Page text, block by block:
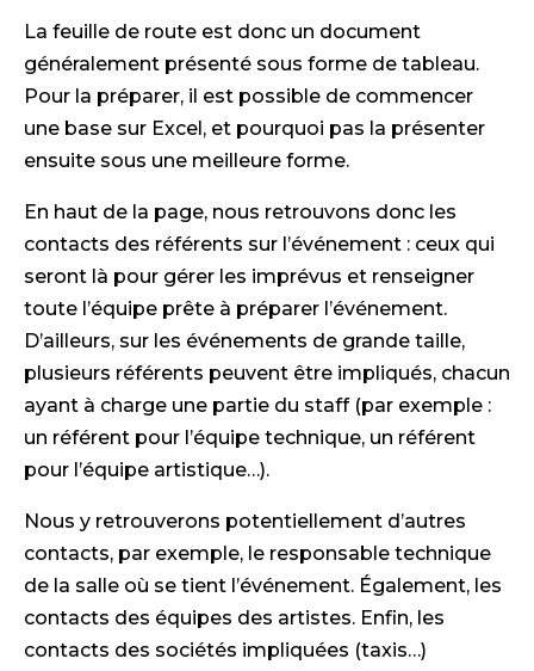
La feuille de route est donc un document
généralement présenté sous forme de tableau.
Pour la préparer, il est possible de commencer
une base sur Excel, et pourquoi pas la présenter
ensuite sous une meilleure forme.
En haut de la page, nous retrouvons donc les
contacts des référents sur l’événement : ceux qui
seront là pour gérer les imprévus et renseigner
toute l’équipe prête à préparer l’événement.
D’ailleurs, sur les événements de grande taille,
plusieurs référents peuvent être impliqués, chacun
ayant à charge une partie du staff (par exemple :
un référent pour l’équipe technique, un référent
pour l’équipe artistique…).
Nous y retrouverons potentiellement d’autres
contacts, par exemple, le responsable technique
de la salle où se tient l’événement. Également, les
contacts des équipes des artistes. Enfin, les
contacts des sociétés impliquées (taxis…)